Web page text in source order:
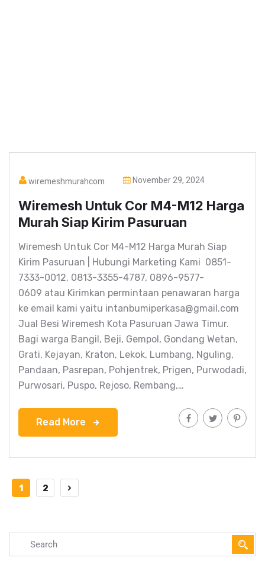
wiremeshmurahcom November 29, 2024
Wiremesh Untuk Cor M4-M12 Harga
Murah Siap Kirim Pasuruan
Wiremesh Untuk Cor M4-M12 Harga Murah Siap
Kirim Pasuruan | Hubungi Marketing Kami 0851-
7333-0012, 0813-3355-4787, 0896-9577-
0609 atau Kirimkan permintaan penawaran harga
ke email kami yaitu intanbumiperkasa@gmail.com
Jual Besi Wiremesh Kota Pasuruan Jawa Timur.
Bagi warga Bangil, Beji, Gempol, Gondang Wetan,
Grati, Kejayan, Kraton, Lekok, Lumbang, Nguling,
Pandaan, Pasrepan, Pohjentrek, Prigen, Purwodadi,
Purwosari, Puspo, Rejoso, Rembang,…
Read More
1 2